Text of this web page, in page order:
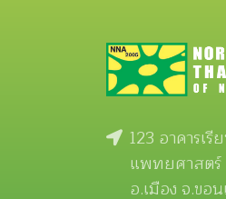
123 อาคารเ
แพทยศาสต
อ.เมือง จ.ข